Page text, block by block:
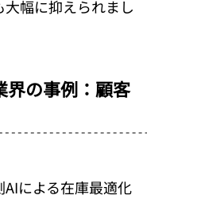
幅に抑えられまし
界の事例：顧客
による在庫最適化